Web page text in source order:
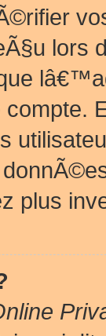
lors
plus